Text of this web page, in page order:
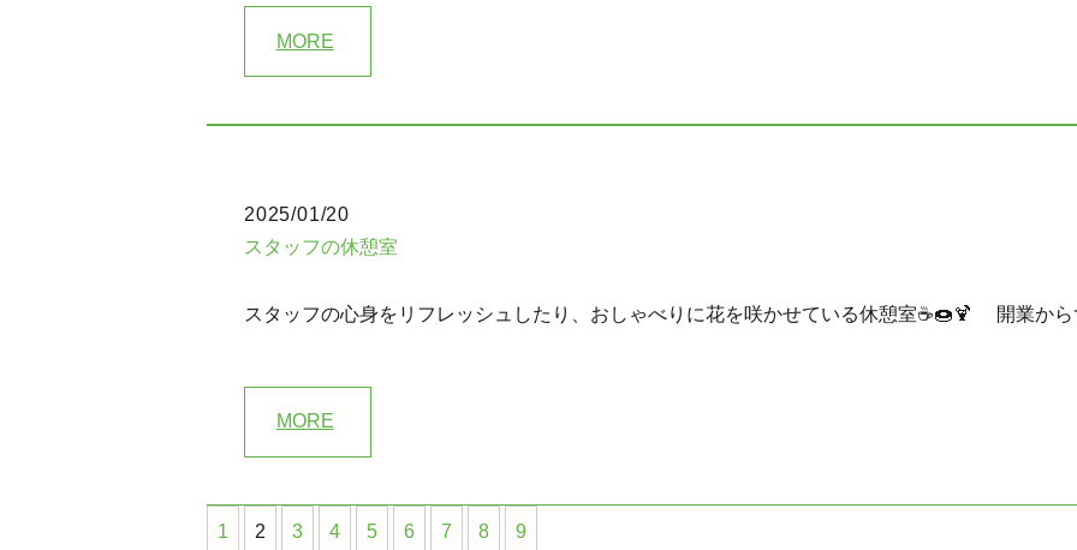
MORE
2025/01/20
スタッフの休憩室
スタッフの心身をリフレッシュしたり、おしゃべりに花を咲かせている休憩室☕🍩🍹 開業か
MORE
1 2 3 4 5 6 7 8 9